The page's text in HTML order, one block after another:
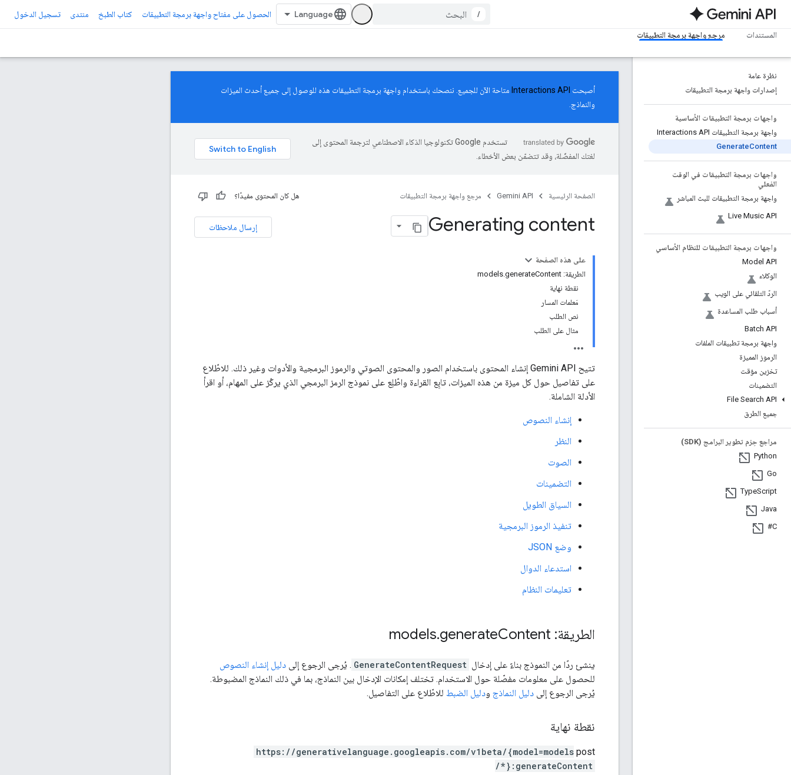
/ الحصول على مفتاح واجهة برمجة التطبيقات كتاب الطبخ منتدى تسجيل الدخول
المستندات مرجع واجهة برمجة التطبيقات
نظرة عامة
إصدارات واجهة برمجة التطبيقات
واجهات برمجة التطبيقات الأساسية
واجهة برمجة التطبيقات Interactions API
GenerateContent
واجهات برمجة التطبيقات في الوقت
الفعلي
واجهة برمجة التطبيقات للبث المباشر
Live Music API
واجهات برمجة التطبيقات للنظام الأساسي
Model API
الوكلاء
الردّ التلقائي على الويب
أسباب طلب المساعدة
Batch API
واجهة برمجة تطبيقات الملفات
الرموز المميزة
تخزين مؤقت
التضمينات
File Search API
جميع الطرق
مراجع حِزم تطوير البرامج (SDK)
Python
Go
TypeScript
Java
C#
أصبحت Interactions API متاحة الآن للجميع. ننصحك باستخدام واجهة برمجة التطبيقات هذه للوصول إلى جميع أحدث الميزات
والنماذج.
تستخدم Google تكنولوجيا الذكاء الاصطناعي لترجمة المحتوى إلى
لغتك المفضّلة، وقد تتضمّن بعض الأخطاء.
الصفحة الرئيسية Gemini API مرجع واجهة برمجة التطبيقات هل كان المحتوى مفيدًا؟
إرسال ملاحظات Generating content
على هذه الصفحة
الطريقة: models.generateContent
نقطة نهاية
مَعلمات المسار
نص الطلب
مثال على الطلب
تتيح Gemini API إنشاء المحتوى باستخدام الصور والمحتوى الصوتي والرموز البرمجية والأدوات وغير ذلك. للاطّلاع
على تفاصيل حول كل ميزة من هذه الميزات، تابِع القراءة واطّلِع على نموذج الرمز البرمجي الذي يركّز على المهام، أو اقرأ
الأدلة الشاملة.
إنشاء النصوص
النظر
الصوت
التضمينات
السياق الطويل
تنفيذ الرموز البرمجية
وضع JSON
استدعاء الدوال
تعليمات النظام
الطريقة: models .generateContent
ينشئ ردًا من النموذج بناءً على إدخال GenerateContentRequest . يُرجى الرجوع إلى دليل إنشاء النصوص
للحصول على معلومات مفصّلة حول الاستخدام. تختلف إمكانات الإدخال بين النماذج، بما في ذلك النماذج المضبوطة.
يُرجى الرجوع إلى دليل النماذج ودليل الضبط للاطّلاع على التفاصيل.
نقطة نهاية
post
https: / /generativelanguage.googleapis.com/v1beta/{model=models
/*}:generateContent